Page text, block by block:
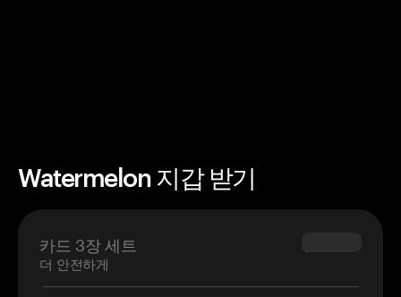
Watermelon 지갑 받기
카드 3장 세트
더 안전하게
$69.90